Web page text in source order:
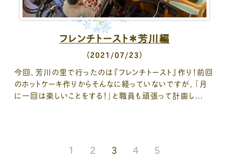
フレンチトースト＊芳川編
（2021/07/23）
今回、芳川の里で行ったのは『フレンチトースト』作り！前回
のホットケーキ作りからそんなに経っていないですが、「月
に一回は楽しいことをする！」と職員も頑張って計画し...
1 2 3 4 5